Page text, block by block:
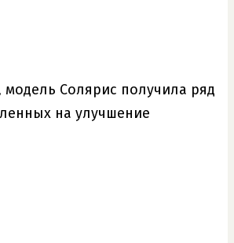
Солярис получила ряд
на улучшение